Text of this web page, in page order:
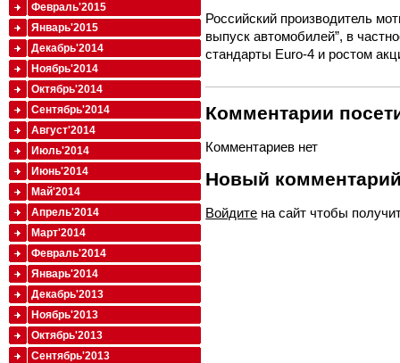
Российский производитель
выпуск автомобилей”, в
стандарты Euro-4 и ростом
Комментарии
Комментариев нет
Новый
Войдите на сайт чтобы
Февраль'2015
Январь'2015
Декабрь'2014
Ноябрь'2014
Октябрь'2014
Сентябрь'2014
Август'2014
Июль'2014
Июнь'2014
Май'2014
Апрель'2014
Март'2014
Февраль'2014
Январь'2014
Декабрь'2013
Ноябрь'2013
Октябрь'2013
Сентябрь'2013